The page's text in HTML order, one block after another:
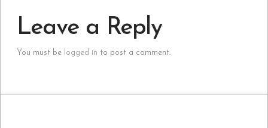
Leave a Reply
You must be logged in to post a comment.